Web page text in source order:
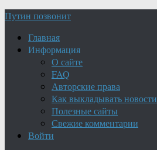
Путин позвонит
Главная
Информация
О сайте
FAQ
Авторские права
Как выкладывать новости
Полезные сайты
Свежие комментарии
Войти